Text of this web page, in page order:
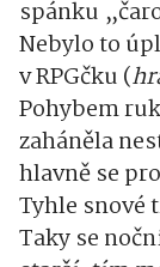
spánku
Nebylo to
v RPGčku (
Pohybem
zaháněla
hlavně se
Tyhle snové
Taky se